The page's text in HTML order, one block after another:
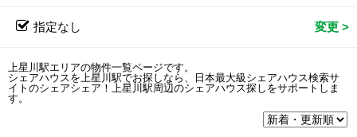
指定なし
上星川駅エリアの物件一覧ページです。
シェアハウスを上星川駅でお探しなら、日本最大級シェアハウス検索サ
イトのシェアシェア！上星川駅周辺のシェアハウス探しをサポートしま
す。